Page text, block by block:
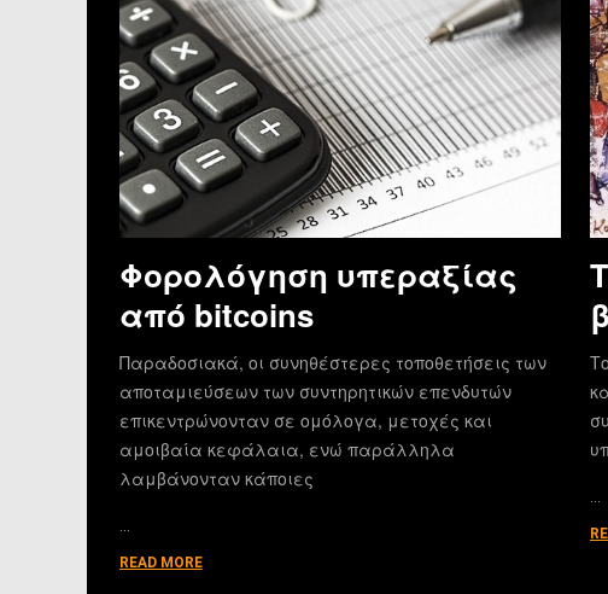
Φορολόγηση υπεραξίας
από bitcoins
Παραδοσιακά, οι συνηθέστερες τοποθετήσεις των
αποταμιεύσεων των συντηρητικών επενδυτών
επικεντρώνονταν σε ομόλογα, μετοχές και
αμοιβαία κεφάλαια, ενώ παράλληλα
λαμβάνονταν κάποιες
READ MORE